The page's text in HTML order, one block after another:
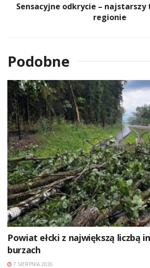
Sensacyjne odkrycie –
regionie
Podobne
Powiat ełcki z największą liczbą
burzach
7 SIERPNIA 2026